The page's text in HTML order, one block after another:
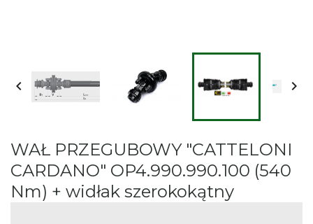
 
WAŁ PRZEGUBOWY "CATTELONI
CARDANO" OP4.990.990.100 (540
Nm) + widłak szerokokątny